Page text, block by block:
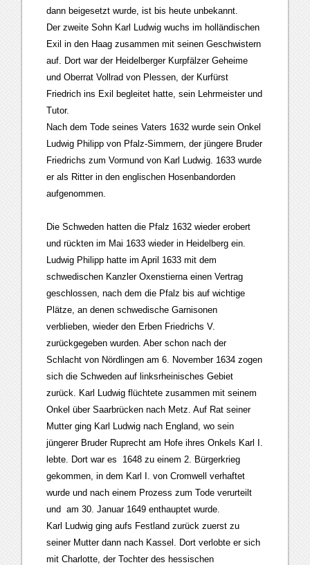
dann beigesetzt wurde, ist bis heute unbekannt.
Der zweite Sohn Karl Ludwig wuchs im holländischen
Exil in den Haag zusammen mit seinen Geschwistern
auf. Dort war der Heidelberger Kurpfälzer Geheime
und Oberrat Vollrad von Plessen, der Kurfürst
Friedrich ins Exil begleitet hatte, sein Lehrmeister und
Tutor.
Nach dem Tode seines Vaters 1632 wurde sein Onkel
Ludwig Philipp von Pfalz-Simmern, der jüngere Bruder
Friedrichs zum Vormund von Karl Ludwig. 1633 wurde
er als Ritter in den englischen Hosenbandorden
aufgenommen.
Die Schweden hatten die Pfalz 1632 wieder erobert
und rückten im Mai 1633 wieder in Heidelberg ein.
Ludwig Philipp hatte im April 1633 mit dem
schwedischen Kanzler Oxenstierna einen Vertrag
geschlossen, nach dem die Pfalz bis auf wichtige
Plätze, an denen schwedische Garnisonen
verblieben, wieder den Erben Friedrichs V.
zurückgegeben wurden. Aber schon nach der
Schlacht von Nördlingen am 6. November 1634 zogen
sich die Schweden auf linksrheinisches Gebiet
zurück. Karl Ludwig flüchtete zusammen mit seinem
Onkel über Saarbrücken nach Metz. Auf Rat seiner
Mutter ging Karl Ludwig nach England, wo sein
jüngerer Bruder Ruprecht am Hofe ihres Onkels Karl I.
lebte. Dort war es 1648 zu einem 2. Bürgerkrieg
gekommen, in dem Karl I. von Cromwell verhaftet
wurde und nach einem Prozess zum Tode verurteilt
und am 30. Januar 1649 enthauptet wurde.
Karl Ludwig ging aufs Festland zurück zuerst zu
seiner Mutter dann nach Kassel. Dort verlobte er sich
mit Charlotte, der Tochter des hessischen